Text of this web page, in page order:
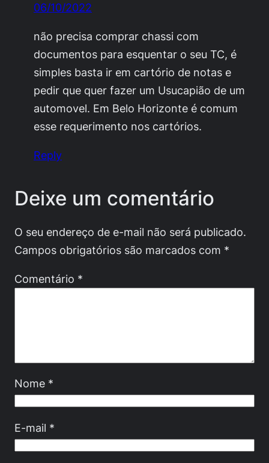
06/10/2022
não precisa comprar chassi com
documentos para esquentar o seu TC, é
simples basta ir em cartório de notas e
pedir que quer fazer um Usucapião de um
automovel. Em Belo Horizonte é comum
esse requerimento nos cartórios.
Reply
Deixe um comentário
O seu endereço de e-mail não será publicado.
Campos obrigatórios são marcados com *
Comentário *
Nome *
E-mail *